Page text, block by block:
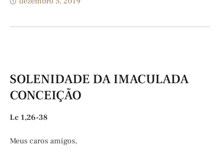
SOLENIDADE DA IMACULADA
CONCEIÇÃO
Lc 1,26-38
Meus caros amigos,